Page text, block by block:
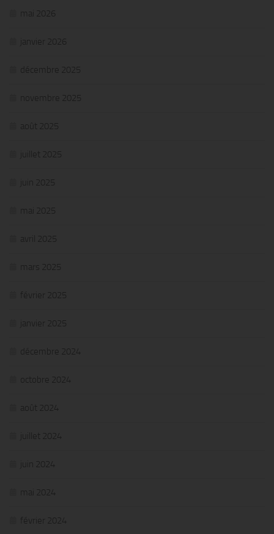
mai 2026
janvier 2026
décembre 2025
novembre 2025
août 2025
juillet 2025
juin 2025
mai 2025
avril 2025
mars 2025
février 2025
janvier 2025
décembre 2024
octobre 2024
août 2024
juillet 2024
juin 2024
mai 2024
février 2024